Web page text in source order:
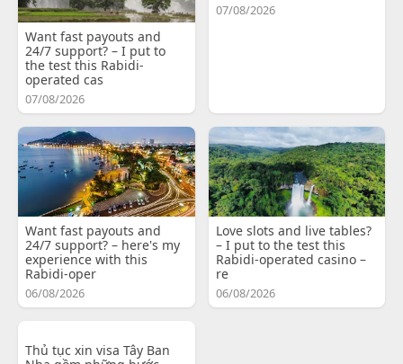
Want fast payouts and
24/7 support? – I put to
the test this Rabidi-
operated cas
07/08/2026
07/08/2026
Want fast payouts and
24/7 support? – here's my
experience with this
Rabidi-oper
06/08/2026
Love slots and live tables?
– I put to the test this
Rabidi-operated casino –
re
06/08/2026
Thủ tục xin visa Tây Ban